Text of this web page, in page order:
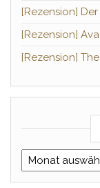
[Rezension]
[Rezension]
[Rezension]
Archiv Monat/